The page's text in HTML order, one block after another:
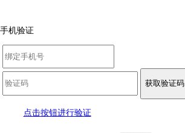
手机验证
获取验证码
点击按钮进行验证